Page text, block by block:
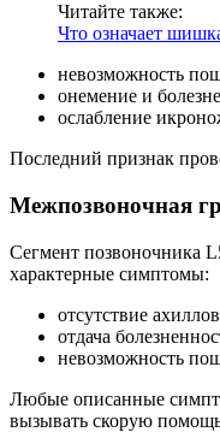
Читайте также:
Что означает
невозможность
онемение и
ослабление
Последний признак
Межпозвоночная
Сегмент позвоночника
характерные симптомы:
отсутствие
отдача
невозможность
Любые описанные
вызывать скорую